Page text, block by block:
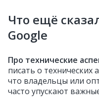
Что ещё
Google
Про технические
писать о технических
что владельцы или
часто упускают